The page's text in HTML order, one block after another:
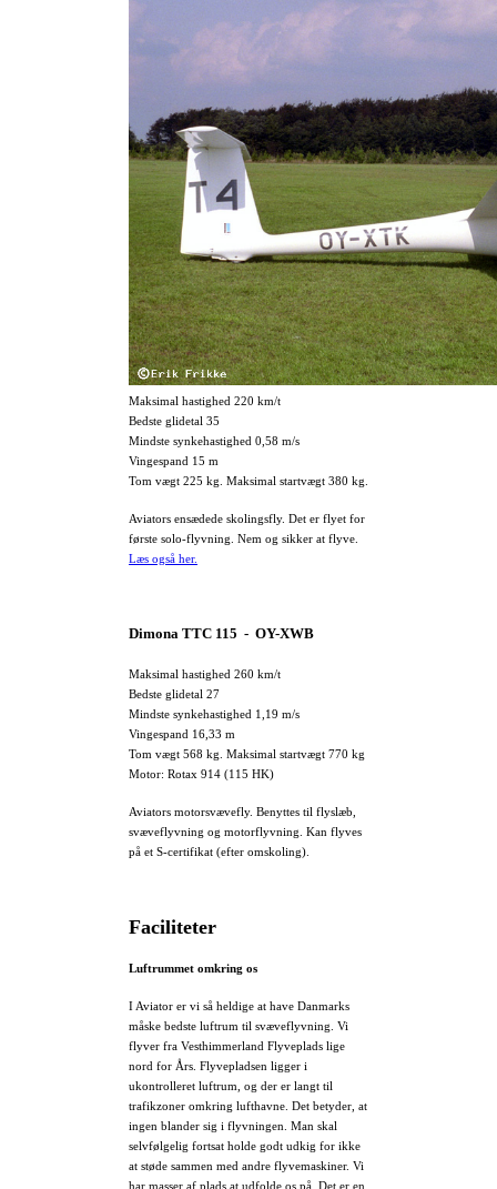
Maksimal hastighed 220 km/t
Bedste glidetal 35
Mindste synkehastighed 0,58 m/s
Vingespand 15 m
Tom vægt 225 kg. Maksimal startvægt 380 kg.
Aviators ensædede skolingsfly. Det er flyet for
første solo-flyvning. Nem og sikker at flyve.
Læs også her.
Dimona TTC 115 - OY-XWB
Maksimal hastighed 260 km/t
Bedste glidetal 27
Mindste synkehastighed 1,19 m/s
Vingespand 16,33 m
Tom vægt 568 kg. Maksimal startvægt 770 kg
Motor: Rotax 914 (115 HK)
Aviators motorsvævefly. Benyttes til flyslæb,
svæveflyvning og motorflyvning. Kan flyves
på et S-certifikat (efter omskoling).
Faciliteter
Luftrummet omkring os
I Aviator er vi så heldige at have Danmarks
måske bedste luftrum til svæveflyvning. Vi
flyver fra Vesthimmerland Flyveplads lige
nord for Års. Flyvepladsen ligger i
ukontrolleret luftrum, og der er langt til
trafikzoner omkring lufthavne. Det betyder, at
ingen blander sig i flyvningen. Man skal
selvfølgelig fortsat holde godt udkig for ikke
at støde sammen med andre flyvemaskiner. Vi